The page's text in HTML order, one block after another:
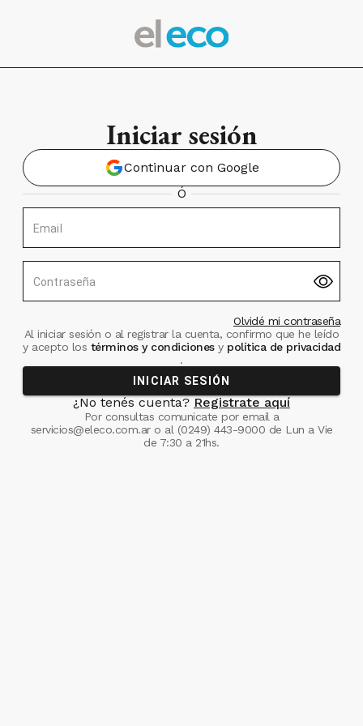
Iniciar sesión
Continuar con Google
Ó
Email
Contraseña
Olvidé mi contraseña
Al iniciar sesión o al registrar la cuenta, confirmo que he leído
y acepto los términos y condiciones ypolítica de privacidad
.
INICIAR SESIÓN
¿No tenés cuenta? Registrate aquí
Por consultas comunicate por email a
servicios@eleco.com.aro al (0249) 443-9000 de Lun a Vie
de 7:30 a 21hs.